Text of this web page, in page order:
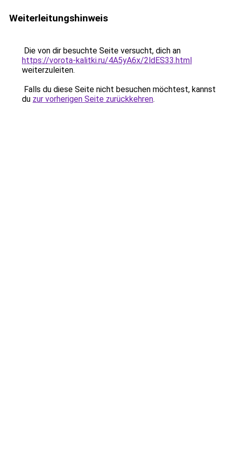
Weiterleitungshinweis
Die von dir besuchte Seite versucht, dich an
https://vorota-kalitki.ru/4A5yA6x/2ldES33.html
weiterzuleiten.
Falls du diese Seite nicht besuchen möchtest, kannst
du zur vorherigen Seite zurückkehren.